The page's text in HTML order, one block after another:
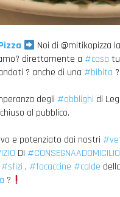
Noi di @mitikopizza
direttamente a #casa
? anche di una #bibita
degli #obblighi di
al pubblico.
e potenziato dai nostri
DI #CONSEGNAADOMICILIO
#sfizi , #focaccine #calde
?